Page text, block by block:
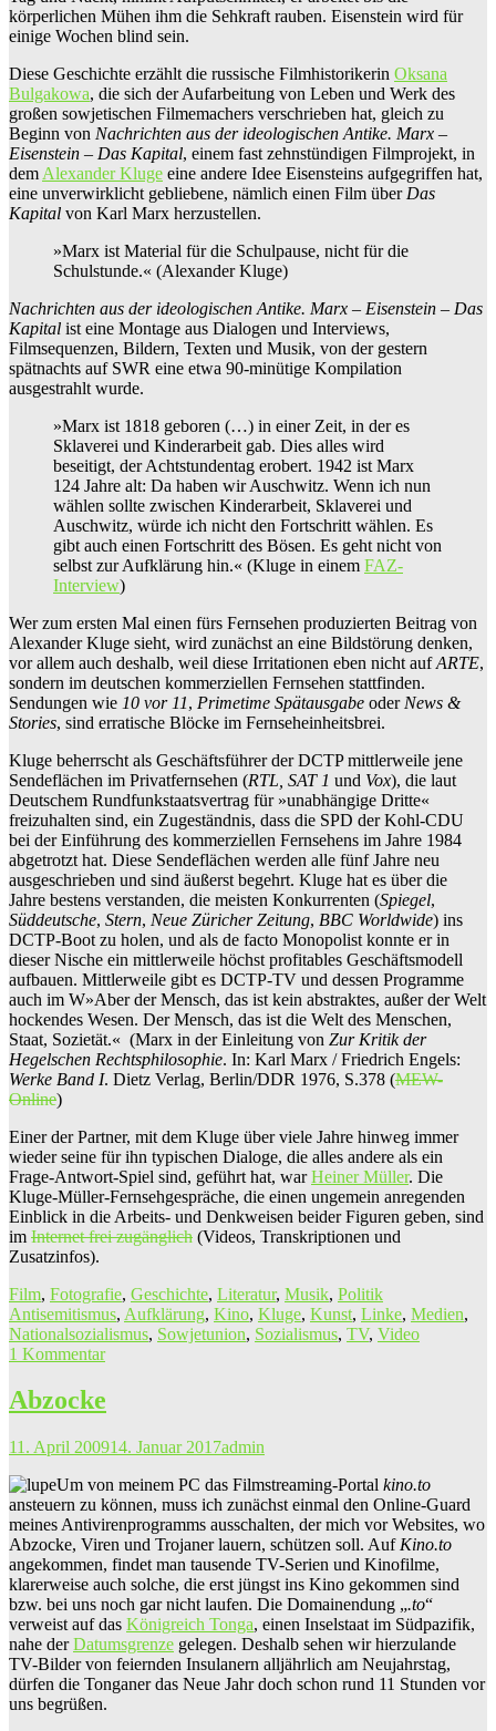
körperlichen Mühen ihm die Sehkraft rauben. Eisenstein wird für
einige Wochen blind sein.
Diese Geschichte erzählt die russische Filmhistorikerin Oksana
Bulgakowa, die sich der Aufarbeitung von Leben und Werk des
großen sowjetischen Filmemachers verschrieben hat, gleich zu
Beginn von Nachrichten aus der ideologischen Antike. Marx –
Eisenstein – Das Kapital, einem fast zehnstündigen Filmprojekt, in
dem Alexander Kluge eine andere Idee Eisensteins aufgegriffen hat,
eine unverwirklicht gebliebene, nämlich einen Film über Das
Kapital von Karl Marx herzustellen.
»Marx ist Material für die Schulpause, nicht für die
Schulstunde.« (Alexander Kluge)
Nachrichten aus der ideologischen Antike. Marx – Eisenstein – Das
Kapital ist eine Montage aus Dialogen und Interviews,
Filmsequenzen, Bildern, Texten und Musik, von der gestern
spätnachts auf SWR eine etwa 90-minütige Kompilation
ausgestrahlt wurde.
»Marx ist 1818 geboren (…) in einer Zeit, in der es
Sklaverei und Kinderarbeit gab. Dies alles wird
beseitigt, der Achtstundentag erobert. 1942 ist Marx
124 Jahre alt: Da haben wir Auschwitz. Wenn ich nun
wählen sollte zwischen Kinderarbeit, Sklaverei und
Auschwitz, würde ich nicht den Fortschritt wählen. Es
gibt auch einen Fortschritt des Bösen. Es geht nicht von
selbst zur Aufklärung hin.« (Kluge in einem FAZ-
Interview)
Wer zum ersten Mal einen fürs Fernsehen produzierten Beitrag von
Alexander Kluge sieht, wird zunächst an eine Bildstörung denken,
vor allem auch deshalb, weil diese Irritationen eben nicht aufARTE,
sondern im deutschen kommerziellen Fernsehen stattfinden.
Sendungen wie 10 vor 11, Primetime Spätausgabe oder News &
Stories, sind erratische Blöcke im Fernseheinheitsbrei.
Kluge beherrscht als Geschäftsführer der DCTP mittlerweile jene
Sendeflächen im Privatfernsehen (RTL, SAT 1 und Vox), die laut
Deutschem Rundfunkstaatsvertrag für »unabhängige Dritte«
freizuhalten sind, ein Zugeständnis, dass die SPD der Kohl-CDU
bei der Einführung des kommerziellen Fernsehens im Jahre 1984
abgetrotzt hat. Diese Sendeflächen werden alle fünf Jahre neu
ausgeschrieben und sind äußerst begehrt. Kluge hat es über die
Jahre bestens verstanden, die meisten Konkurrenten (Spiegel,
Süddeutsche, Stern, Neue Züricher Zeitung, BBC Worldwide) ins
DCTP-Boot zu holen, und als de facto Monopolist konnte er in
dieser Nische ein mittlerweile höchst profitables Geschäftsmodell
aufbauen. Mittlerweile gibt es DCTP-TV und dessen Programme
auch im W»Aber der Mensch, das ist kein abstraktes, außer der Welt
hockendes Wesen. Der Mensch, das ist die Welt des Menschen,
Staat, Sozietät.« (Marx in der Einleitung von Zur Kritik der
Hegelschen Rechtsphilosophie. In: Karl Marx / Friedrich Engels:
Werke Band I. Dietz Verlag, Berlin/DDR 1976, S.378 (MEW-
Online)
Einer der Partner, mit dem Kluge über viele Jahre hinweg immer
wieder seine für ihn typischen Dialoge, die alles andere als ein
Frage-Antwort-Spiel sind, geführt hat, warHeiner Müller. Die
Kluge-Müller-Fernsehgespräche, die einen ungemein anregenden
Einblick in die Arbeits- und Denkweisen beider Figuren geben, sind
im Internet frei zugänglich (Videos, Transkriptionen und
Zusatzinfos).
Film, Fotografie, Geschichte, Literatur, Musik, Politik
Antisemitismus, Aufklärung, Kino, Kluge, Kunst, Linke, Medien,
Nationalsozialismus, Sowjetunion, Sozialismus, TV, Video
1 Kommentar
Abzocke
11. April 200914. Januar 2017admin
Um von meinem PC das Filmstreaming-Portal kino.to
ansteuern zu können, muss ich zunächst einmal den Online-Guard
meines Antivirenprogramms ausschalten, der mich vor Websites, wo
Abzocke, Viren und Trojaner lauern, schützen soll. Auf Kino.to
angekommen, findet man tausende TV-Serien und Kinofilme,
klarerweise auch solche, die erst jüngst ins Kino gekommen sind
bzw. bei uns noch gar nicht laufen. Die Domainendung „.to“
verweist auf das Königreich Tonga, einen Inselstaat im Südpazifik,
nahe derDatumsgrenze gelegen. Deshalb sehen wir hierzulande
TV-Bilder von feiernden Insulanern alljährlich am Neujahrstag,
dürfen die Tonganer das Neue Jahr doch schon rund 11 Stunden vor
uns begrüßen.